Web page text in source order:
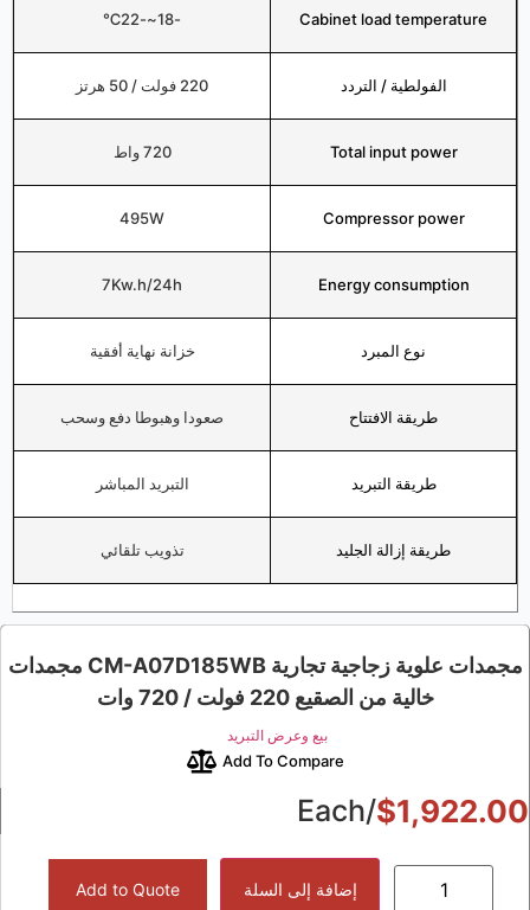
Cabinet load temperature
الفولطية / التردد 220 فولت / 50 هرتز
Total input power 720 واط
Compressor power
495W
Energy consumption
7Kw.h/24h
نوع المبرد خزانة نهاية أفقية
طريقة الافتتاح صعودا وهبوطا دفع وسحب
طريقة التبريد التبريد المباشر
طريقة إزالة الجليد تذويب تلقائي
مجمدات علوية زجاجية تجارية CM-A07D185WB مجمدات
خالية من الصقيع 220 فولت / 720 وات
بيع وعرض التبريد
Add To Compare
$
/Each
إضافة إلى السلة Add to Quote